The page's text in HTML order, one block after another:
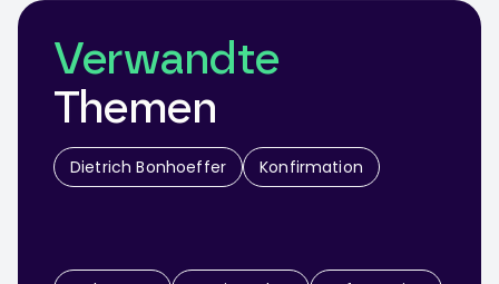
Verwandte
Themen
Dietrich Bonhoeffer Konfirmation